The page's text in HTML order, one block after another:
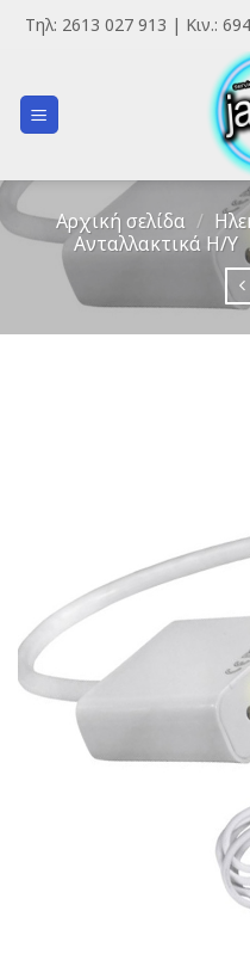
SkipΤηλ: 2613 027 913 | Κιν.:
Αρχική σελίδα /
Ανταλλακτικά H/Y